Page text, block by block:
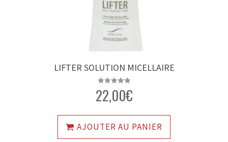
LIFTER SOLUTION MICELLAIRE
Note4.88
sur 5
22,00€
AJOUTER AU PANIER